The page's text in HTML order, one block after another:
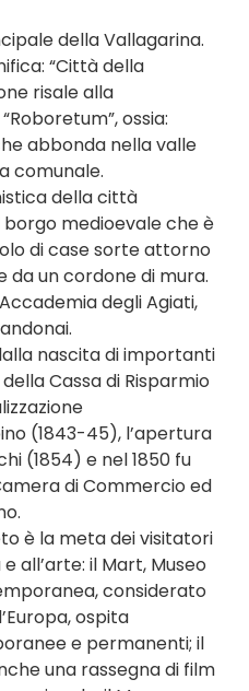
della Vallagarina.
“Città della
risale alla
ossia:
abbonda nella valle
comunale.
della città
medioevale che è
di case sorte attorno
un cordone di mura.
degli Agiati,
nascita di importanti
Cassa di Risparmio
(1843-45), l’apertura
(1854) e nel 1850 fu
di Commercio ed
è la meta dei visitatori
all’arte: il Mart, Museo
considerato
ospita
e permanenti; il
una rassegna di film